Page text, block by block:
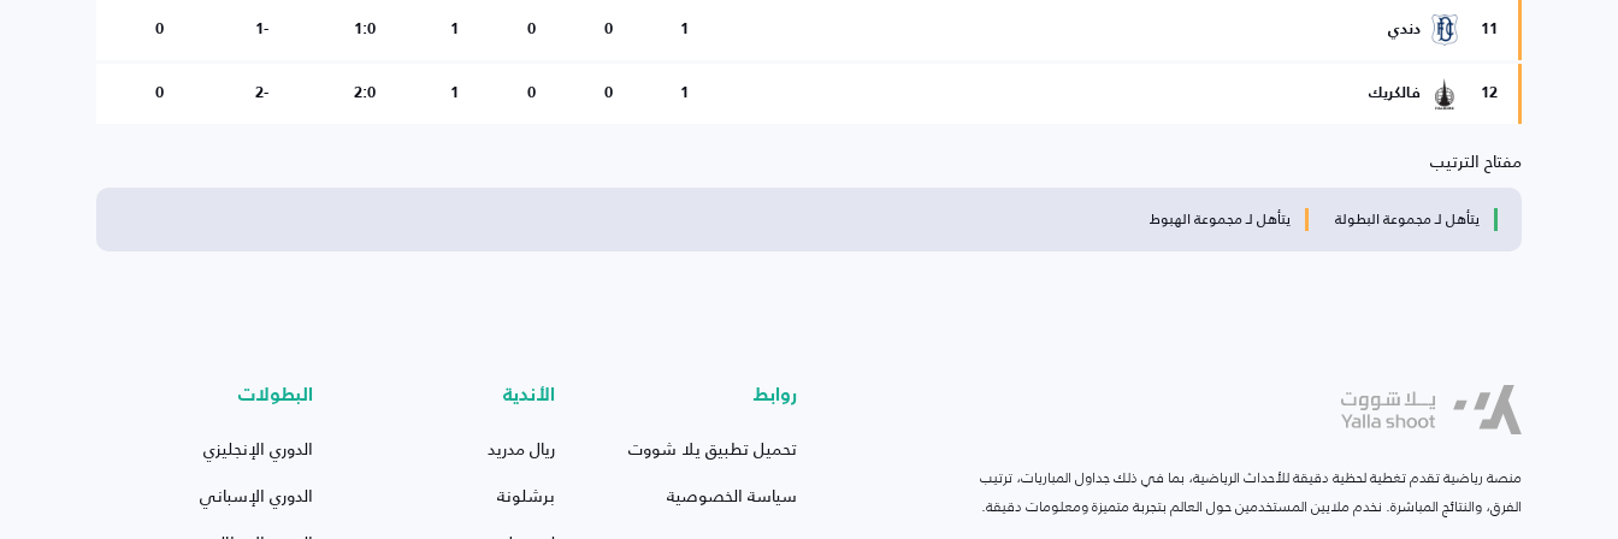
11 دندي 1
0
0
1
1:0
-1
0
12 فالكريك 1
0
0
1
2:0
-2
0
مفتاح الترتيب
يتأهل لـ مجموعة البطولة يتأهل لـ مجموعة الهبوط
منصة رياضية تقدم تغطية لحظية دقيقة للأحداث الرياضية، بما في ذلك جداول المباريات، ترتيب
الفرق، والنتائج المباشرة. نخدم ملايين المستخدمين حول العالم بتجربة متميزة ومعلومات دقيقة.
روابط
تحميل تطبيق يلا شووت
سياسة الخصوصية
الأندية
ريال مدريد
برشلونة
البطولات
الدوري الإنجليزي
الدوري الإسباني